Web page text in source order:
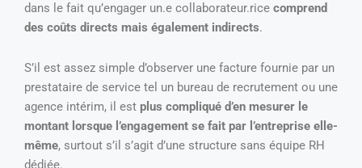
dans le fait qu’engager un.e collaborateur.rice comprend
des coûts directs mais également indirects.
S’il est assez simple d’observer une facture fournie par un
prestataire de service tel un bureau de recrutement ou une
agence intérim, il est plus compliqué d’en mesurer le
montant lorsque l’engagement se fait par l’entreprise elle-
même, surtout s’il s’agit d’une structure sans équipe RH
dédiée.